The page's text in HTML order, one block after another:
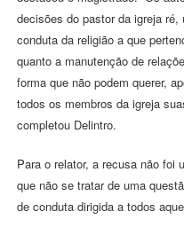
decisões do pastor da igreja
conduta da religião a que
quanto a manutenção de
forma que não podem querer,
todos os membros da igreja
completou Delintro.
Para o relator, a recusa não foi
que não se tratar de uma
de conduta dirigida a todos